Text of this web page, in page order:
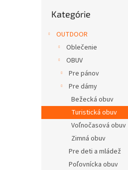
kategórie
Kategórie
OUTDOOR
Oblečenie
OBUV
Pre pánov
Pre dámy
Bežecká obuv
Turistická obuv
Voľnočasová obuv
Zimná obuv
Pre deti a mládež
Poľovnícka obuv